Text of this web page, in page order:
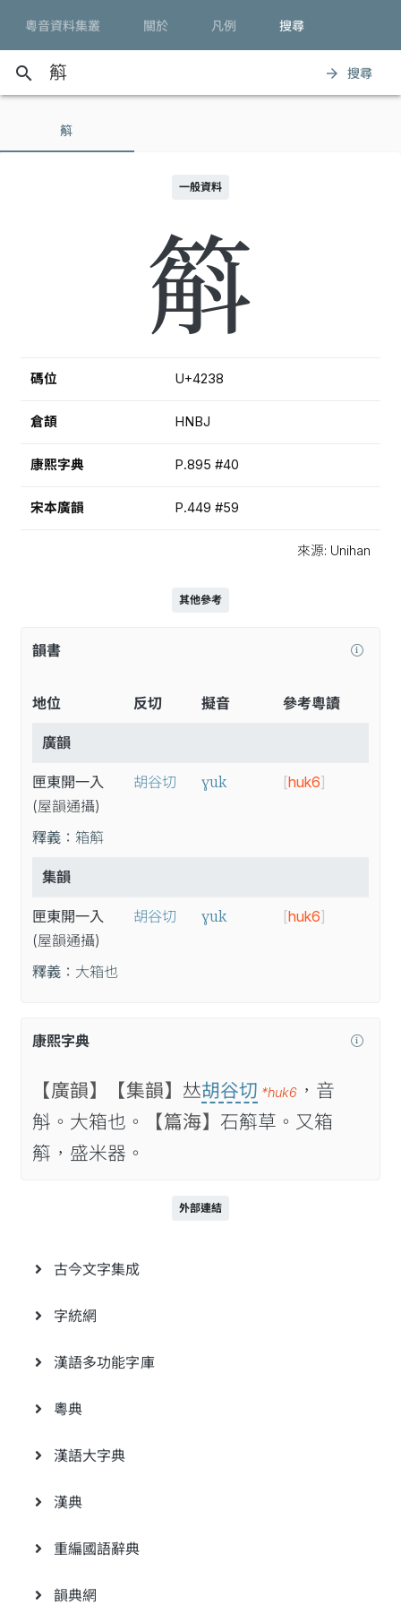
粵音資料集叢 關於 凡例 搜尋
search arrow_forward 搜尋
䈸
一般資料
䈸
碼位 U+4238
倉頡 HNBJ
康熙字典 P.895 #40
宋本廣韻 P.449 #59
來源: Unihan
其他參考
韻書
地位 反切 擬音 參考粵讀
廣韻
匣東開一入
(屋韻通攝)
胡谷切 ɣuk [huk6]
釋義： 箱䈸
集韻
匣東開一入
(屋韻通攝)
胡谷切 ɣuk [huk6]
釋義： 大箱也
康熙字典
【廣韻】 【集韻】 𠀤胡谷切 *huk6 ，音
斛。大箱也。
【篇海】 石䈸草。又箱
䈸，盛米器。
外部連結
古今文字集成
字統網
漢語多功能字庫
粵典
漢語大字典
漢典
重編國語辭典
韻典網